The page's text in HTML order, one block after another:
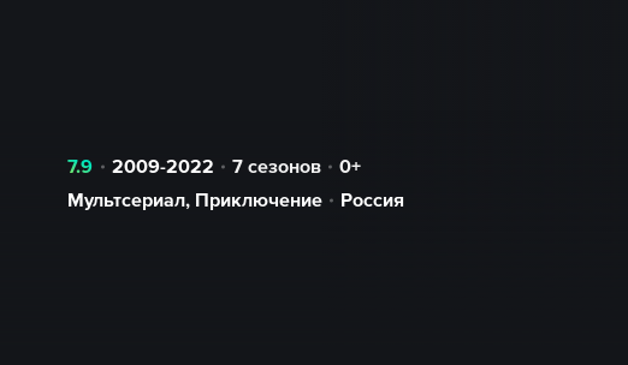
7.9 2009-2022 7 сезонов
0+
Мультсериал, Приключение Россия